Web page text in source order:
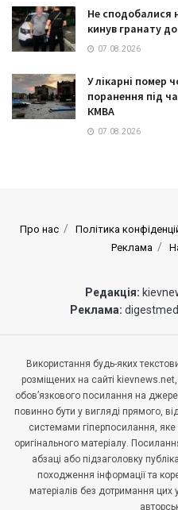
Не сподобалися
кинув гранату
07.08.2026
У лікарні помер
поранення під
КМВА
07.08.2026
Про нас Політика
Реклама
Редакція:
Реклама:
Використання будь-яких
розміщених на сайті
обов’язкового посилання на
повинно бути у вигляді прямого,
системами гіперпосилання,
оригінального матеріалу.
абзаці або підзаголовку
походження інформації та
матеріалів без дотримання